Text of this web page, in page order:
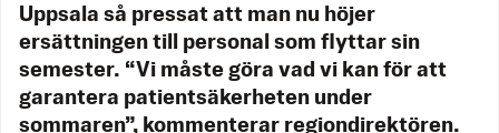
Uppsala så pressat att man nu höjer
ersättningen till personal som flyttar sin
semester. “Vi måste göra vad vi kan för att
garantera patientsäkerheten under
sommaren”, kommenterar regiondirektören.